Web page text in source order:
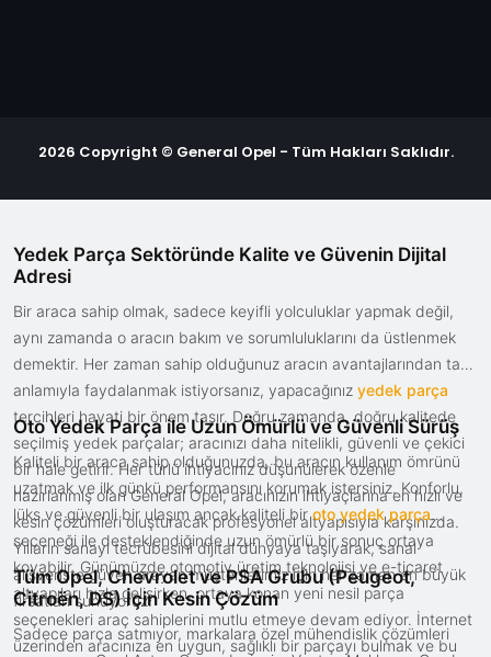
2026 Copyright © General Opel - Tüm Hakları Saklıdır.
Yedek Parça Sektöründe Kalite ve Güvenin Dijital
Adresi
Bir araca sahip olmak, sadece keyifli yolculuklar yapmak değil,
aynı zamanda o aracın bakım ve sorumluluklarını da üstlenmek
demektir. Her zaman sahip olduğunuz aracın avantajlarından tam
anlamıyla faydalanmak istiyorsanız, yapacağınız yedek parça
tercihleri hayati bir önem taşır. Doğru zamanda, doğru kalitede
seçilmiş yedek parçalar; aracınızı daha nitelikli, güvenli ve çekici
bir hale getirir. Her türlü ihtiyacınız düşünülerek özenle
hazırlanmış olan General Opel, aracınızın ihtiyaçlarına en hızlı ve
kesin çözümleri oluşturacak profesyonel altyapısıyla karşınızda.
Yılların sanayi tecrübesini dijital dünyaya taşıyarak, sanal
alışverişte güven arayan müşterilerimiz için her zaman en büyük
fırsatları sunuyoruz.
Oto Yedek Parça ile Uzun Ömürlü ve Güvenli Sürüş
Kaliteli bir araca sahip olduğunuzda, bu aracın kullanım ömrünü
uzatmak ve ilk günkü performansını korumak istersiniz. Konforlu,
lüks ve güvenli bir ulaşım ancak kaliteli biroto yedek parça
seçeneği ile desteklendiğinde uzun ömürlü bir sonuç ortaya
koyabilir. Günümüzde otomotiv üretim teknolojisi ve e-ticaret
altyapıları hızla gelişirken, ortaya konan yeni nesil parça
seçenekleri araç sahiplerini mutlu etmeye devam ediyor. İnternet
üzerinden aracınıza en uygun, sağlıklı bir parçayı bulmak ve bu
Tüm Opel, Chevrolet ve PSA Grubu (Peugeot,
Citroën, DS) İçin Kesin Çözüm
Sadece parça satmıyor, markalara özel mühendislik çözümleri